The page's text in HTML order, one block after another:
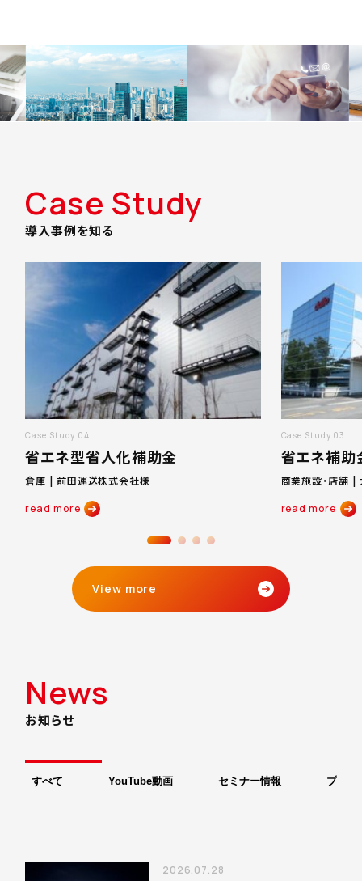
Case Study
導入事例を知る
Case Study.04
省エネ型省人化補助金
倉庫 | 前田運送株式会社様
read more
Case Study.03
省エネ補助
商業施設・店舗
read more
View more
News
お知らせ
すべて YouTube動画 セミナー情報 プレス
2026.07.28